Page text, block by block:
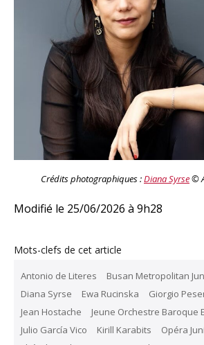
Crédits photographiques :Diana Syrse©
Modifié le 25/06/2026 à 9h28
Mots-clefs de cet article
Antonio de Literes
Busan Metropolitan
Diana Syrse
Ewa Rucinska
Giorgio
Jean Hostache
Jeune Orchestre Baroque
Julio García Vico
Kirill Karabits Opéra